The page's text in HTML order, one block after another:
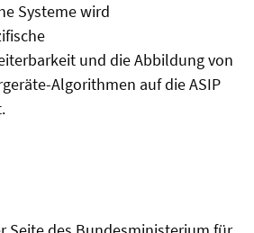
Systeme wird
und die Abbildung von
Algorithmen auf die ASIP